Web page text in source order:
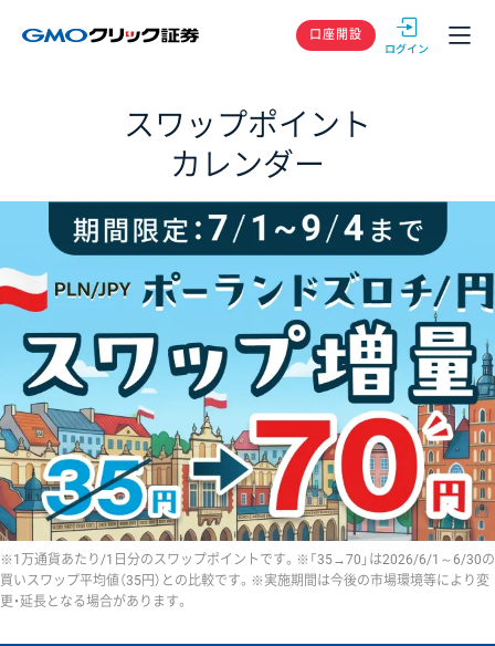
GMOクリック
口座開設
スワップポイント
カレンダー
※1万通貨あたり/1日分のスワップポイントです。※「35→70」は2026/6/1～6/30の
買いスワップ平均値（35円）との比較です。※実施期間は今後の市場環境等により変
更・延長となる場合があります。